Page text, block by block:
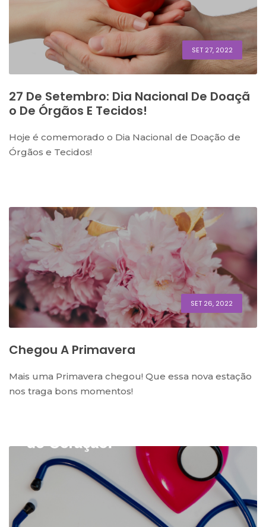
SET 27, 2022
27 De Setembro: Dia Nacional De Doaçã
O De Órgãos E Tecidos!
Hoje é comemorado o Dia Nacional de Doação de
Órgãos e Tecidos!
SET 26, 2022
Chegou A Primavera
Mais uma Primavera chegou! Que essa nova estação
nos traga bons momentos!